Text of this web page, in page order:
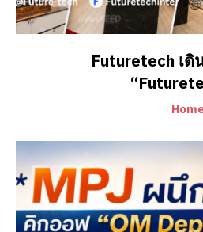
Futuretech เ